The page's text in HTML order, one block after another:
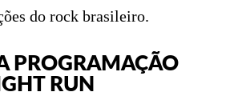
do rock brasileiro.
PROGRAMAÇÃO
RUN